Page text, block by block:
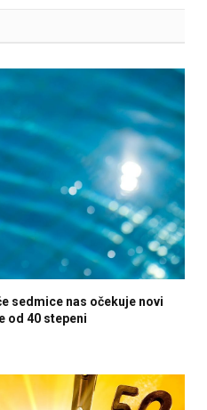
sedmice nas očekuje novi
od 40 stepeni